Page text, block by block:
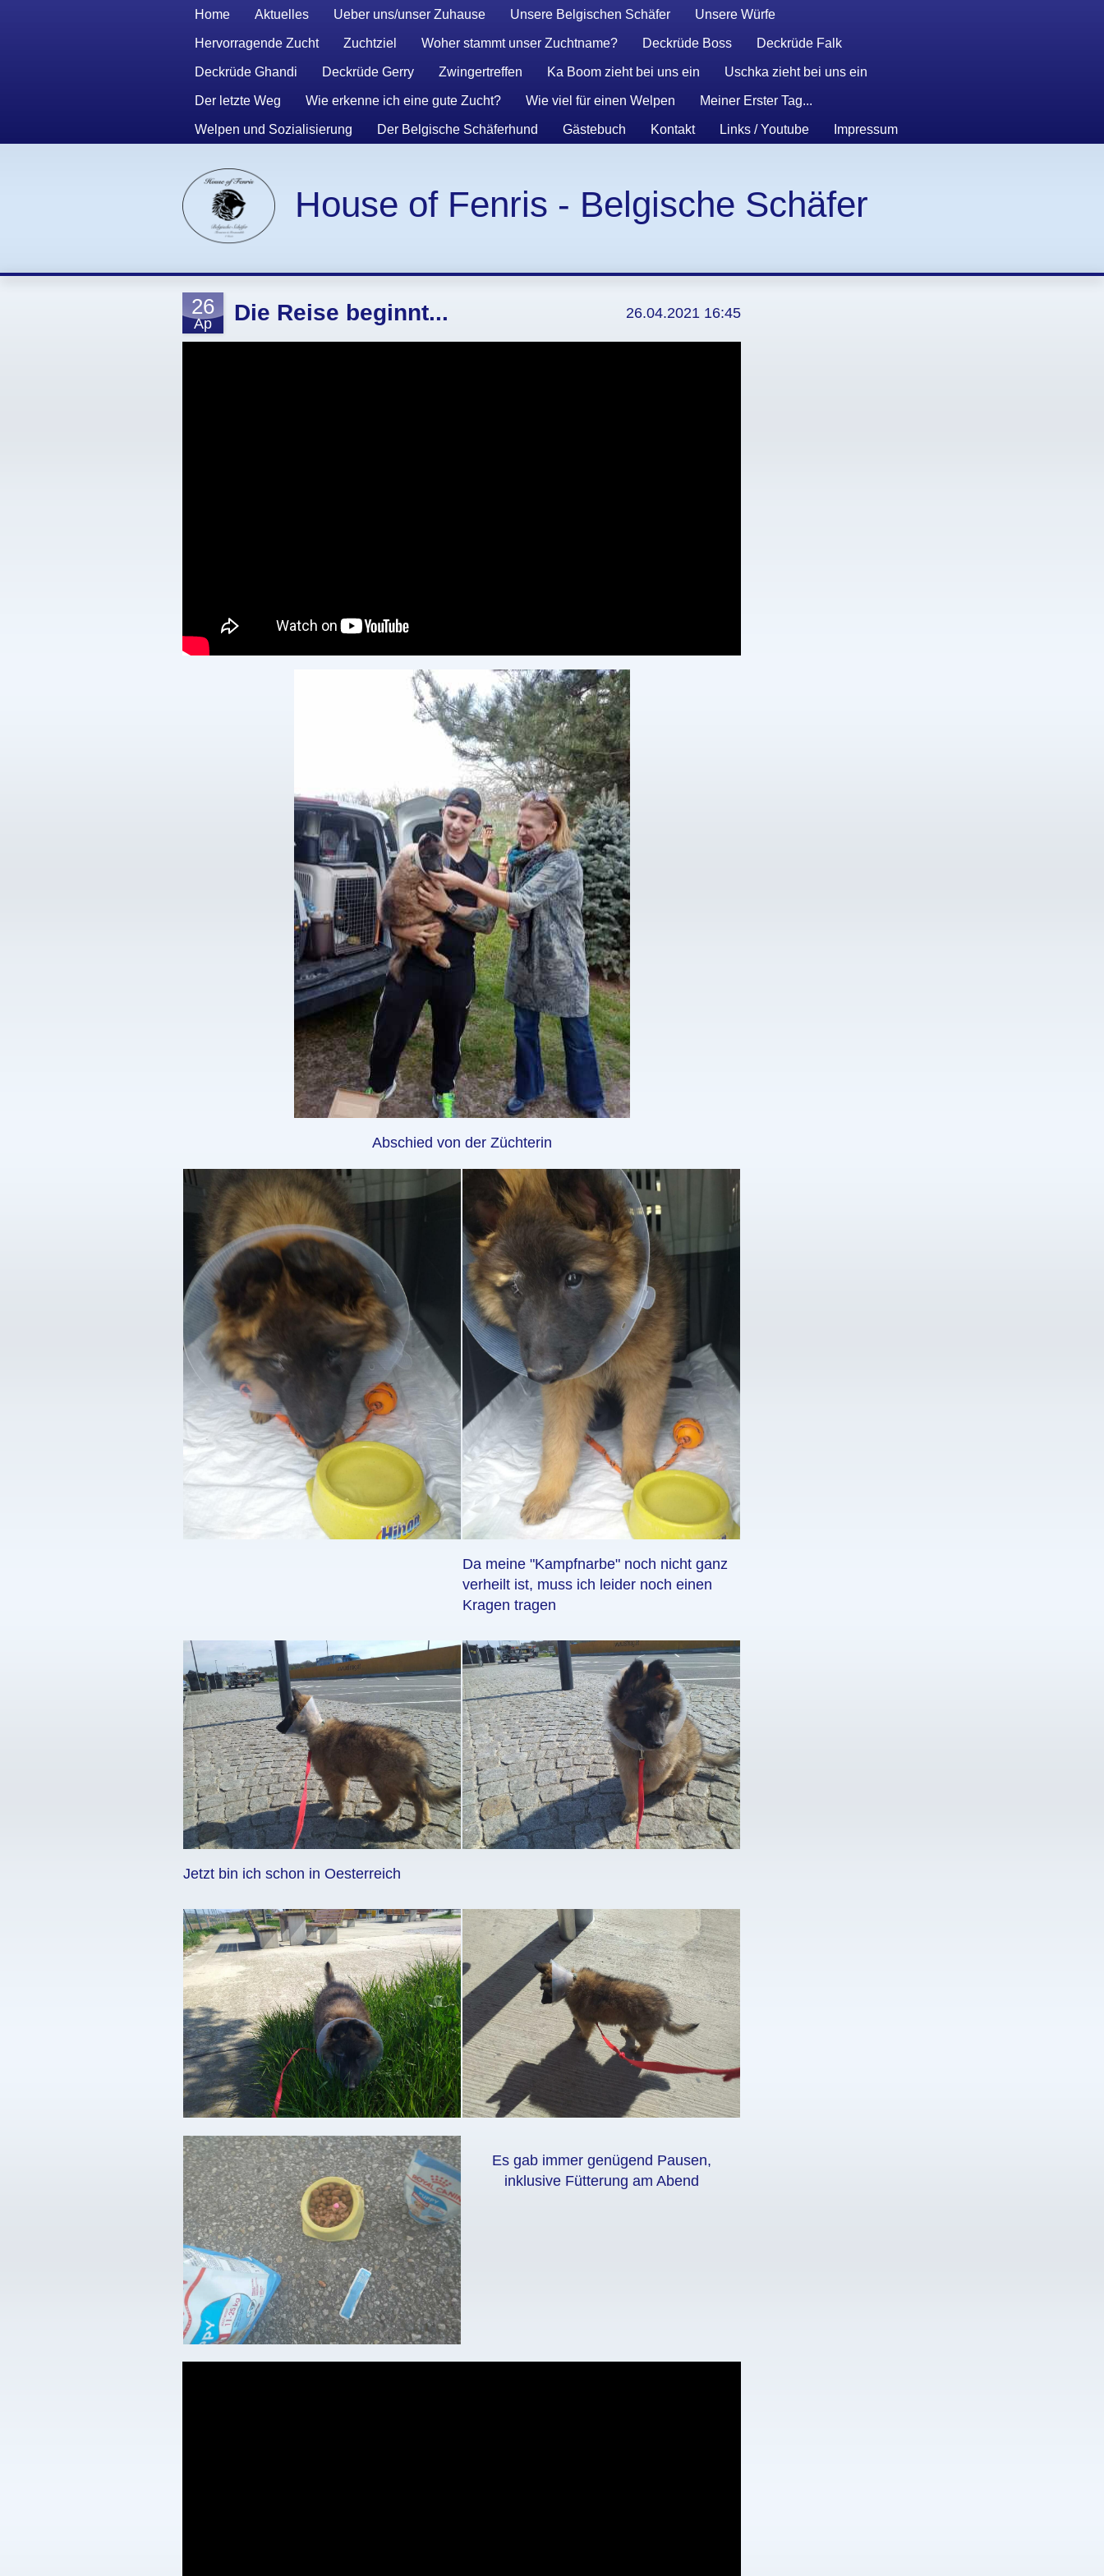
Home Aktuelles Ueber uns/unser Zuhause Unsere Belgischen Schäfer Unsere Würfe
Hervorragende Zucht Zuchtziel Woher stammt unser Zuchtname? Deckrüde Boss Deckrüde Falk
Deckrüde Ghandi Deckrüde Gerry Zwingertreffen Ka Boom zieht bei uns ein Uschka zieht bei uns ein
Der letzte Weg Wie erkenne ich eine gute Zucht? Wie viel für einen Welpen Meiner Erster Tag...
Welpen und Sozialisierung Der Belgische Schäferhund Gästebuch Kontakt Links / Youtube Impressum
House of Fenris - Belgische Schäfer
26
Ap Die Reise beginnt... 26.04.2021 16:45
Abschied von der Züchterin
Da meine "Kampfnarbe" noch nicht ganz
verheilt ist, muss ich leider noch einen
Kragen tragen
Jetzt bin ich schon in Oesterreich
Es gab immer genügend Pausen,
inklusive Fütterung am Abend